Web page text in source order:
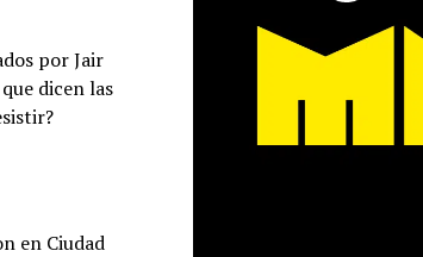
por Jair
dicen las
en Ciudad